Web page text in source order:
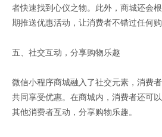
者快速找到心仪之物。此外，商城还会
期推送优惠活动，让消费者不错过任何购
五、社交互动，分享购物乐趣
微信小程序商城融入了社交元素，消费
共同享受优惠。在商城内，消费者还可
其他消费者互动，分享购物乐趣。